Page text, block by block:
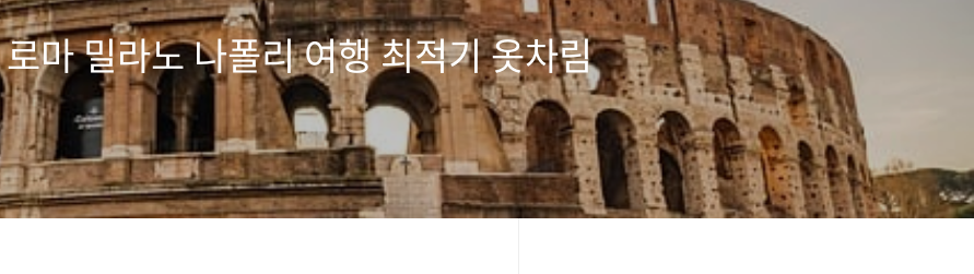
마 밀라노 나폴리 여행 최적기 옷차림